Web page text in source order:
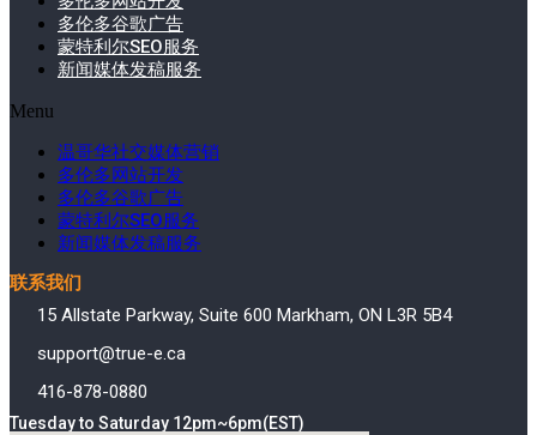
多伦多谷歌广告
蒙特利尔SEO服务
新闻媒体发稿服务
Menu
温哥华社交媒体营销
多伦多网站开发
多伦多谷歌广告
蒙特利尔SEO服务
新闻媒体发稿服务
联系我们
15 Allstate Parkway, Suite 600 Markham, ON L3R 5B4
support@true-e.ca
416-878-0880
Tuesday to Saturday 12pm~6pm(EST)